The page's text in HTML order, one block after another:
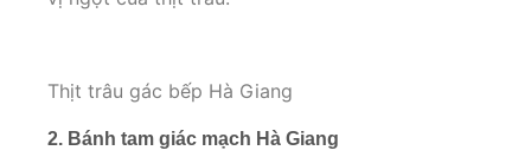
Thịt trâu gác bếp Hà Giang
2. Bánh tam giác mạch Hà Giang